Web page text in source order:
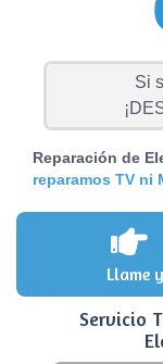
Si
Reparación de
reparamos TV ni
Llame
Servicio